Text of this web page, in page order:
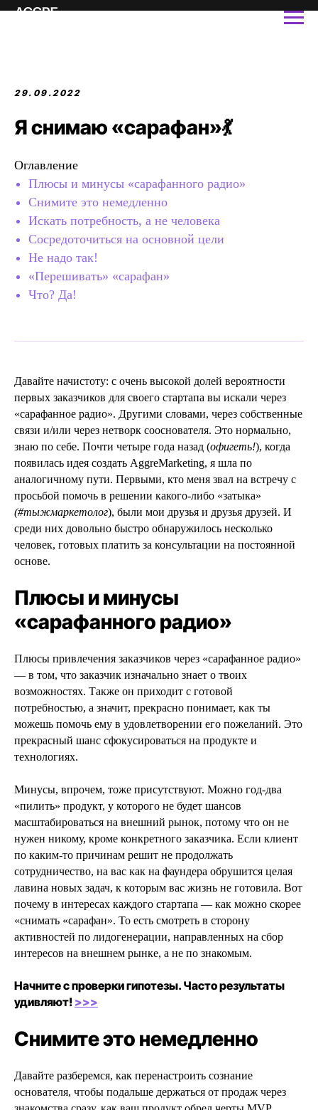
29.09.2022
Я снимаю «сарафан»💃
Оглавление
Плюсы и минусы «сарафанного радио»
Снимите это немедленно
Искать потребность, а не человека
Сосредоточиться на основной цели
Не надо так!
«Перешивать» «сарафан»
Что? Да!
Давайте начистоту: с очень высокой долей вероятности
первых заказчиков для своего стартапа вы искали через
«сарафанное радио». Другими словами, через собственные
связи и/или через нетворк сооснователя. Это нормально,
знаю по себе. Почти четыре года назад (офигеть!), когда
появилась идея создать AggreMarketing, я шла по
аналогичному пути. Первыми, кто меня звал на встречу с
просьбой помочь в решении какого-либо «затыка»
(#тыжмаркетолог), были мои друзья и друзья друзей. И
среди них довольно быстро обнаружилось несколько
человек, готовых платить за консультации на постоянной
основе.
Плюсы и минусы
«сарафанного радио»
Плюсы привлечения заказчиков через «сарафанное радио»
— в том, что заказчик изначально знает о твоих
возможностях. Также он приходит с готовой
потребностью, а значит, прекрасно понимает, как ты
можешь помочь ему в удовлетворении его пожеланий. Это
прекрасный шанс сфокусироваться на продукте и
технологиях.
Минусы, впрочем, тоже присутствуют. Можно год-два
«пилить» продукт, у которого не будет шансов
масштабироваться на внешний рынок, потому что он не
нужен никому, кроме конкретного заказчика. Если клиент
по каким-то причинам решит не продолжать
сотрудничество, на вас как на фаундера обрушится целая
лавина новых задач, к которым вас жизнь не готовила. Вот
почему в интересах каждого стартапа — как можно скорее
«снимать «сарафан». То есть смотреть в сторону
активностей по лидогенерации, направленных на сбор
интересов на внешнем рынке, а не по знакомым.
Начните с проверки гипотезы. Часто результаты
удивляют! >>>
Снимите это немедленно
Давайте разберемся, как перенастроить сознание
основателя, чтобы подальше держаться от продаж через